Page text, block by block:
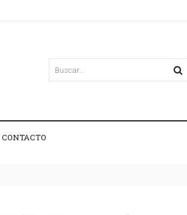
CONTACTO